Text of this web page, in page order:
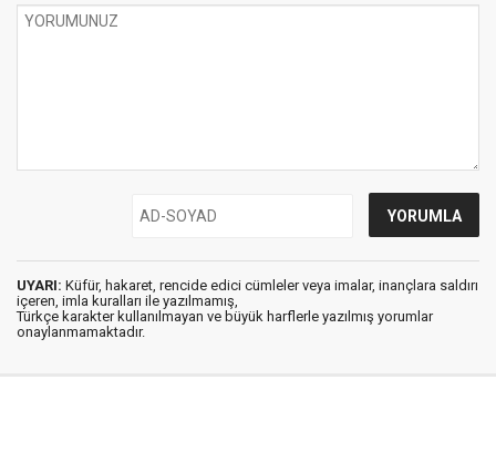
UYARI: Küfür, hakaret, rencide edici cümleler veya imalar, inançlara saldırı
içeren, imla kuralları ile yazılmamış,
Türkçe karakter kullanılmayan ve büyük harflerle yazılmış yorumlar
onaylanmamaktadır.